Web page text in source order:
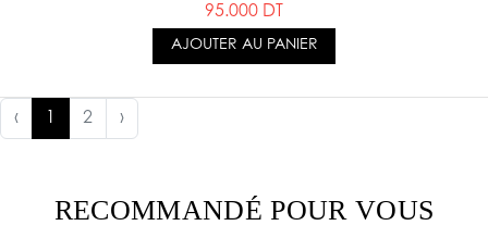
95.000 DT
AJOUTER AU PANIER
‹ 1 2 ›
RECOMMANDÉ POUR VOUS